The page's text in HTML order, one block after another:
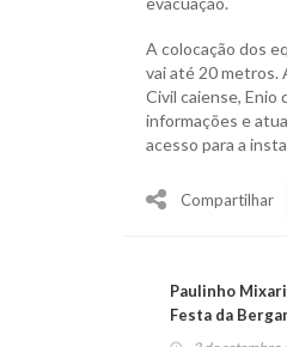
A colocação dos
vai até 20 metros.
Civil caiense, Enio
informações e
acesso para a
Compartilhar
Paulinho
Festa da